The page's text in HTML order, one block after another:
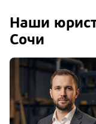
Наши
Сочи